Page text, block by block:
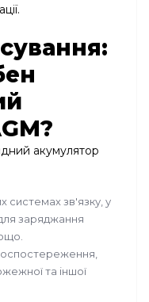
акумулятор
системах зв'язку, у
заряджання
та іншої